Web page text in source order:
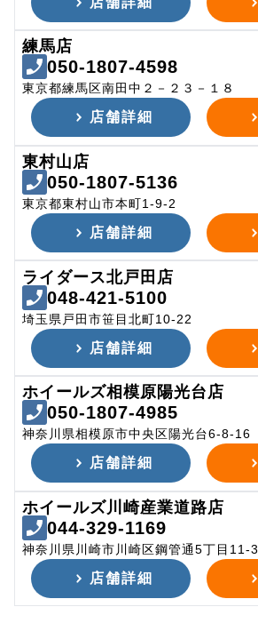
練馬店
050-1807-4598
東京都練馬区南田中２－２３－１８
店舗詳細
東村山店
050-1807-5136
東京都東村山市本町1-9-2
店舗詳細
ライダース北戸田店
048-421-5100
埼玉県戸田市笹目北町10-22
店舗詳細
ホイールズ相模原陽光台店
050-1807-4985
神奈川県相模原市中央区陽光台6-8-16
店舗詳細
ホイールズ川崎産業道路店
044-329-1169
神奈川県川崎市川崎区鋼管通5丁目11-3
店舗詳細